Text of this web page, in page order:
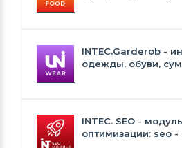
INTEC.Garderob -
одежды, обуви,
INTEC. SEO -
оптимизации: seo -